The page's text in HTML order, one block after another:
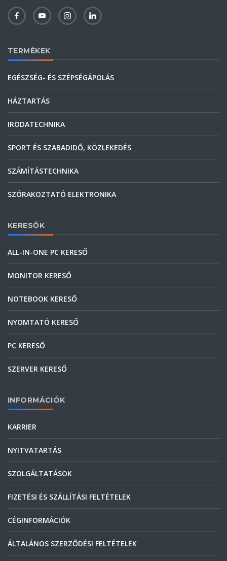
TERMÉKEK
EGÉSZSÉG- ÉS SZÉPSÉGÁPOLÁS
HÁZTARTÁS
IRODATECHNIKA
SPORT ÉS SZABADIDŐ, KÖZLEKEDÉS
SZÁMÍTÁSTECHNIKA
SZÓRAKOZTATÓ ELEKTRONIKA
KERESŐK
ALL-IN-ONE PC KERESŐ
MONITOR KERESŐ
NOTEBOOK KERESŐ
NYOMTATÓ KERESŐ
PC KERESŐ
SZERVER KERESŐ
INFORMÁCIÓK
KARRIER
NYITVATARTÁS
SZOLGÁLTATÁSOK
FIZETÉSI ÉS SZÁLLÍTÁSI FELTÉTELEK
CÉGINFORMÁCIÓK
ÁLTALÁNOS SZERZŐDÉSI FELTÉTELEK